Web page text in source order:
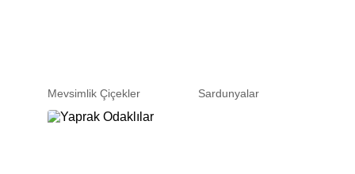
Mevsimlik Çiçekler Sardunyalar